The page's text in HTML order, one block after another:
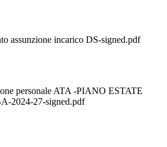
assunzione incarico DS-signed.pdf
personale ATA -PIANO ESTATE
2024-27-signed.pdf